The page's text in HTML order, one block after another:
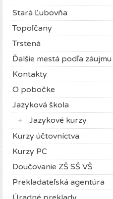
Stará Ľubovňa
Topoľčany
Trstená
Ďalšie mestá podľa záujmu
Kontakty
O pobočke
Jazyková škola
Jazykové kurzy
Kurzy účtovníctva
Kurzy PC
Doučovanie ZŠ SŠ VŠ
Prekladateľská agentúra